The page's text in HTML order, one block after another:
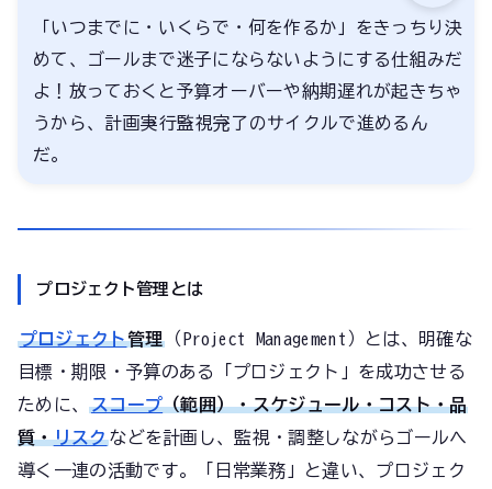
「いつまでに・いくらで・何を作るか」をきっちり決
めて、ゴールまで迷子にならないようにする仕組みだ
よ！放っておくと予算オーバーや納期遅れが起きちゃ
うから、計画→実行→監視→完了のサイクルで進めるん
だ。
プロジェクト管理とは
プロジェクト管理（Project Management）とは、明確な
目標・期限・予算のある「プロジェクト」を成功させる
ために、スコープ（範囲）・スケジュール・コスト・品
質・リスクなどを計画し、監視・調整しながらゴールへ
導く一連の活動です。「日常業務」と違い、プロジェク